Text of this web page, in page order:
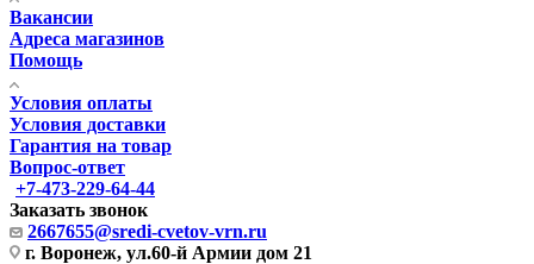
Вакансии
Адреса магазинов
Помощь
Условия оплаты
Условия доставки
Гарантия на товар
Вопрос-ответ
+7-473-229-64-44
Заказать звонок
2667655@sredi-cvetov-vrn.ru
г. Воронеж, ул.60-й Армии дом 21